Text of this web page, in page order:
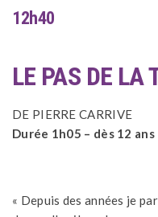
12h40
LE PAS DE LA
DE PIERRE CARRIVE
Durée 1h05 – dès 12 ans
« Depuis des années je